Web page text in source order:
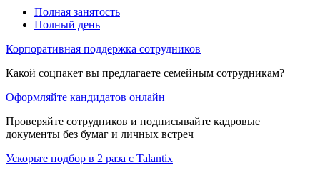
Полная занятость
Полный день
Корпоративная поддержка сотрудников
Какой соцпакет вы предлагаете семейным сотрудникам?
Оформляйте кандидатов онлайн
Проверяйте сотрудников и подписывайте кадровые
документы без бумаг и личных встреч
Ускорьте подбор в 2 раза с Talantix